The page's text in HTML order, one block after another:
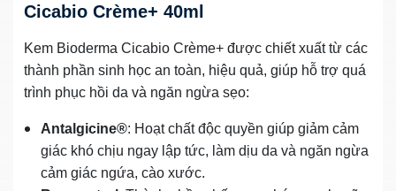
Cicabio Crème+ 40ml
Kem Bioderma Cicabio Crème+ được chiết xuất từ các
thành phần sinh học an toàn, hiệu quả, giúp hỗ trợ quá
trình phục hồi da và ngăn ngừa sẹo:
Antalgicine®: Hoạt chất độc quyền giúp giảm cảm
giác khó chịu ngay lập tức, làm dịu da và ngăn ngừa
cảm giác ngứa, cào xước.